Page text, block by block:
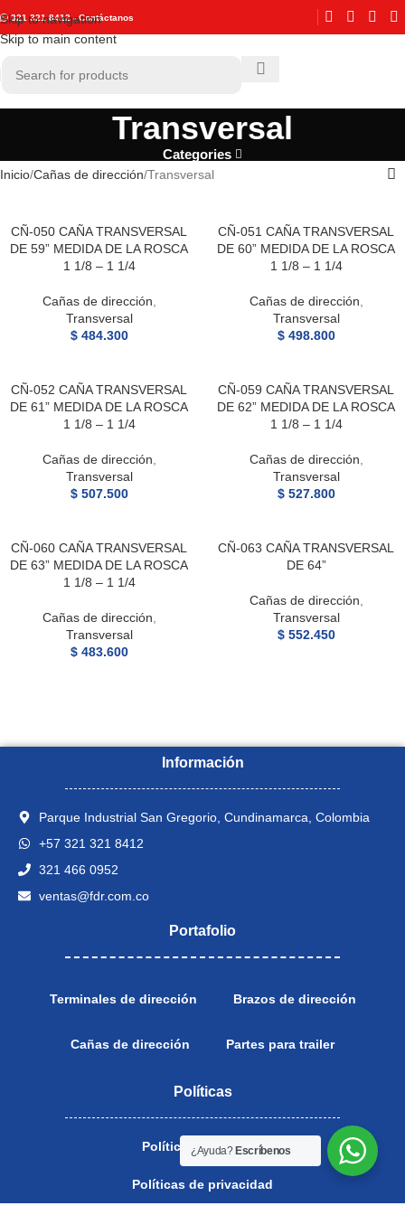
Skip to navigation
Skip to main content
321 321 8412 - Contáctanos
Transversal
Categories
Inicio Cañas de dirección Transversal
CÑ-050 CAÑA TRANSVERSAL
DE 59” MEDIDA DE LA ROSCA
1 1/8 – 1 1/4
Cañas de dirección
Transversal
$484.300
CÑ-051 CAÑA TRANSVERSAL
DE 60” MEDIDA DE LA ROSCA
1 1/8 – 1 1/4
Cañas de dirección
Transversal
$498.800
CÑ-052 CAÑA TRANSVERSAL
DE 61” MEDIDA DE LA ROSCA
1 1/8 – 1 1/4
Cañas de dirección
Transversal
$507.500
CÑ-059 CAÑA TRANSVERSAL
DE 62” MEDIDA DE LA ROSCA
1 1/8 – 1 1/4
Cañas de dirección
Transversal
$527.800
CÑ-060 CAÑA TRANSVERSAL
DE 63” MEDIDA DE LA ROSCA
1 1/8 – 1 1/4
Cañas de dirección
Transversal
$483.600
CÑ-063 CAÑA TRANSVERSAL
DE 64”
Cañas de dirección
Transversal
$552.450
Información
Parque Industrial San Gregorio, Cundinamarca, Colombia
+57 321 321 8412
321 466 0952
ventas@fdr.com.co
Portafolio
Terminales de dirección Brazos de dirección
Cañas de dirección Partes para trailer
Políticas
Políticas de calidad
Políticas de privacidad
¿Ayuda? Escríbenos